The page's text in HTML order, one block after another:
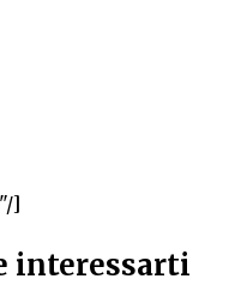
]
interessarti